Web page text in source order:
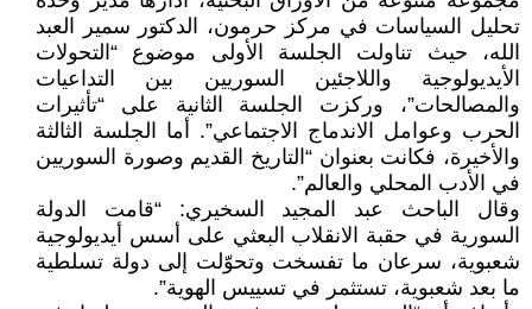
تحليل السياسات في مركز حرمون، الدكتور سمير العبد
الله، حيث تناولت الجلسة الأولى موضوع “التحولات
الأيديولوجية واللاجئين السوريين بين التداعيات
والمصالحات”، وركزت الجلسة الثانية على “تأثيرات
الحرب وعوامل الاندماج الاجتماعي”. أما الجلسة الثالثة
والأخيرة، فكانت بعنوان “التاريخ القديم وصورة السوريين
في الأدب المحلي والعالم”.
وقال الباحث عبد المجيد السخيري: “قامت الدولة
السورية في حقبة الانقلاب البعثي على أسس أيديولوجية
شعبوية، سرعان ما تفسخت وتحوّلت إلى دولة تسلطية
ما بعد شعبوية، تستثمر في تسييس الهوية”.